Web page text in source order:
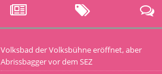
Volksbad der Volksbühne eröffnet, aber
Abrissbagger vor dem SEZ